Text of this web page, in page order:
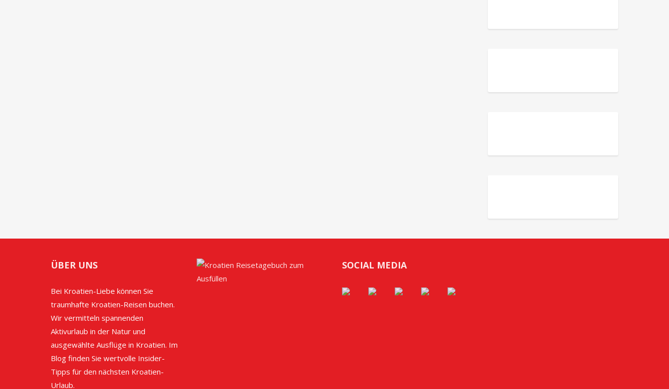
ÜBER UNS
Bei Kroatien-Liebe können Sie
traumhafte Kroatien-Reisen buchen.
Wir vermitteln spannenden
Aktivurlaub in der Natur und
ausgewählte Ausflüge in Kroatien. Im
Blog finden Sie wertvolle Insider-
Tipps für den nächsten Kroatien-
Urlaub.
SOCIAL MEDIA